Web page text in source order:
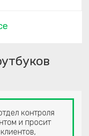
контроля
и просит